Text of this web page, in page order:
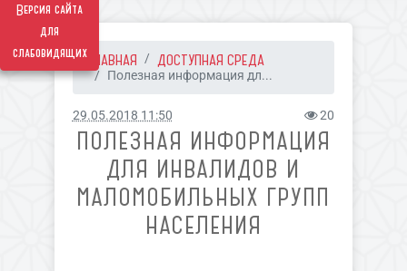
Версия сайта
для
слабовидящихГЛАВНАЯ ДОСТУПНАЯ СРЕДА
Полезная информация дл...
29.05.2018 11:50 20
ПОЛЕЗНАЯ ИНФОРМАЦИЯ
ДЛЯ ИНВАЛИДОВ И
МАЛОМОБИЛЬНЫХ ГРУПП
НАСЕЛЕНИЯ